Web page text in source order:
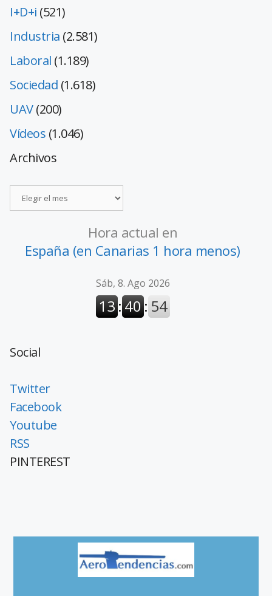
I+D+i (521)
Industria (2.581)
Laboral (1.189)
Sociedad (1.618)
UAV(200)
Vídeos (1.046)
Archivos
Hora actual en
España (en Canarias 1 hora menos)
Social
Twitter
Facebook
Youtube
RSS
PINTEREST